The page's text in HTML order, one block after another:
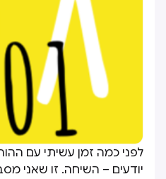
לפני כמה זמן עשיתי עם
יודעים – השיחה. זו שאני